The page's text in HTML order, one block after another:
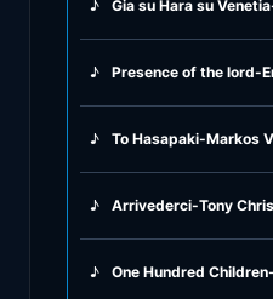
♪ Gia su Hara su
♪ Presence of the lord-
♪ To Hasapaki-Markos
♪ Arrivederci-Tony
♪ One Hundred